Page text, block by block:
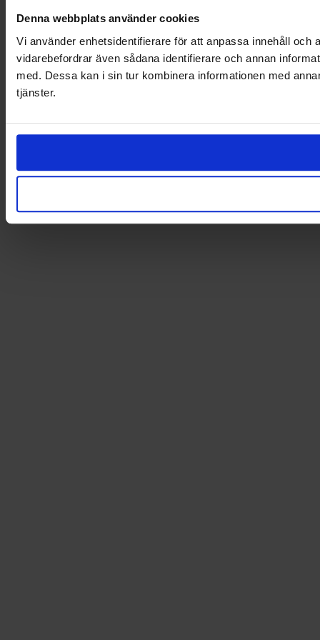
Denna webbplats använder cookies
Vi använder enhetsidentifierare för att anpassa innehåll
vidarebefordrar även sådana identifierare och annan
med. Dessa kan i sin tur kombinera informationen med
tjänster.